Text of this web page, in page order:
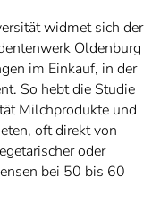
widmet sich der
Oldenburg
im Einkauf, in der
So hebt die Studie
Milchprodukte und
oft direkt von
oder
bei 50 bis 60